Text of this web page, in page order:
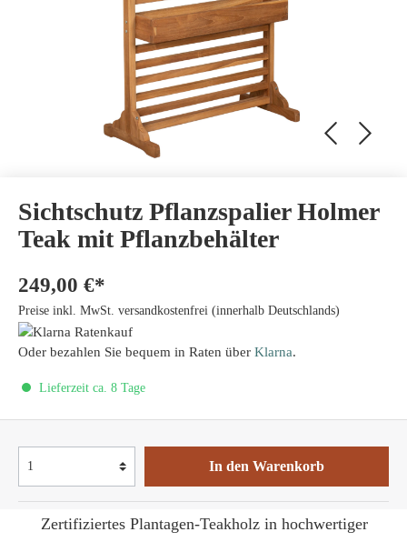
Sichtschutz Pflanzspalier Holmer
Teak mit Pflanzbehälter
Zertifiziertes Plantagen-Teakholz in hochwertiger
249,00 €*
Preise inkl. MwSt. versandkostenfrei (innerhalb Deutschlands)
Oder bezahlen Sie bequem in Raten über Klarna.
Lieferzeit ca. 8 Tage
In den Warenkorb